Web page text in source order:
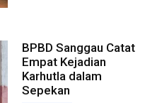
BPBD Sanggau Catat
Empat Kejadian
Karhutla dalam
Sepekan